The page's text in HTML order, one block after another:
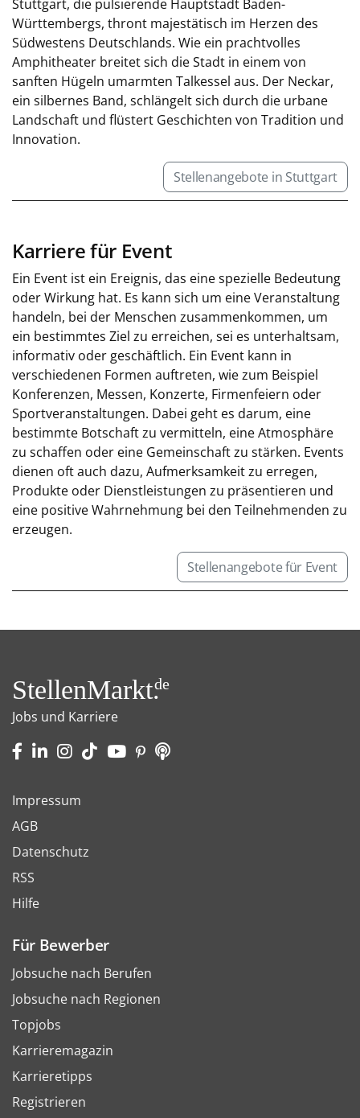
Stuttgart, die pulsierende Hauptstadt Baden-
Württembergs, thront majestätisch im Herzen des
Südwestens Deutschlands. Wie ein prachtvolles
Amphitheater breitet sich die Stadt in einem von
sanften Hügeln umarmten Talkessel aus. Der Neckar,
ein silbernes Band, schlängelt sich durch die urbane
Landschaft und flüstert Geschichten von Tradition und
Innovation.
Stellenangebote in Stuttgart
Karriere für Event
Ein Event ist ein Ereignis, das eine spezielle Bedeutung
oder Wirkung hat. Es kann sich um eine Veranstaltung
handeln, bei der Menschen zusammenkommen, um
ein bestimmtes Ziel zu erreichen, sei es unterhaltsam,
informativ oder geschäftlich. Ein Event kann in
verschiedenen Formen auftreten, wie zum Beispiel
Konferenzen, Messen, Konzerte, Firmenfeiern oder
Sportveranstaltungen. Dabei geht es darum, eine
bestimmte Botschaft zu vermitteln, eine Atmosphäre
zu schaffen oder eine Gemeinschaft zu stärken. Events
dienen oft auch dazu, Aufmerksamkeit zu erregen,
Produkte oder Dienstleistungen zu präsentieren und
eine positive Wahrnehmung bei den Teilnehmenden zu
erzeugen.
Stellenangebote für Event
StellenMarkt.de
Jobs und Karriere
Impressum
AGB
Datenschutz
RSS
Hilfe
Für Bewerber
Jobsuche nach Berufen
Jobsuche nach Regionen
Topjobs
Karrieremagazin
Karrieretipps
Registrieren